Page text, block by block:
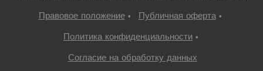
Правовое положение• Публичная оферта•
Политика конфиденциальности •
Согласие на обработку данных